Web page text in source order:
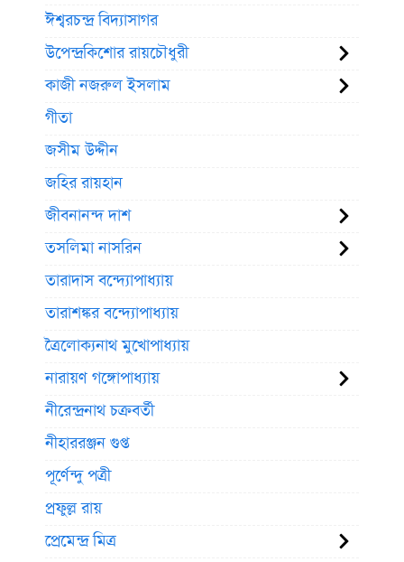
ঈশ্বরচন্দ্র বিদ্যাসাগর
উপেন্দ্রকিশোর রায়চৌধুরী
কাজী নজরুল ইসলাম
গীতা
জসীম উদ্দীন
জহির রায়হান
জীবনানন্দ দাশ
তসলিমা নাসরিন
তারাদাস বন্দ্যোপাধ্যায়
তারাশঙ্কর বন্দ্যোপাধ্যায়
ত্রৈলোক্যনাথ মুখোপাধ্যায়
নারায়ণ গঙ্গোপাধ্যায়
নীরেন্দ্রনাথ চক্রবর্তী
নীহাররঞ্জন গুপ্ত
পূর্ণেন্দু পত্রী
প্রফুল্ল রায়
প্রেমেন্দ্র মিত্র